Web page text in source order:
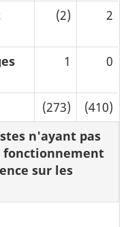
(2) 2
1 0
(273)
(410)
n'ayant pas
fonctionnement
sur les